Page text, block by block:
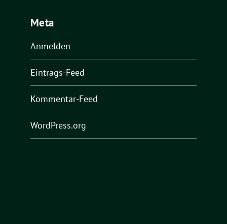
Meta
Anmelden
Eintrags-Feed
Kommentar-Feed
WordPress.org